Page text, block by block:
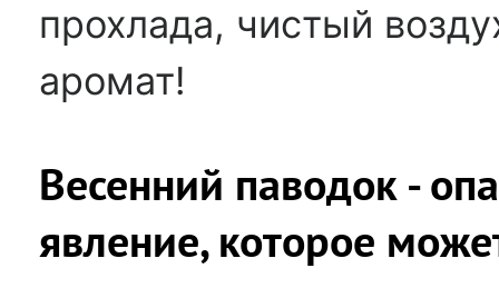
прохлада, чистый
аромат!
Весенний паводок -
явление, которое